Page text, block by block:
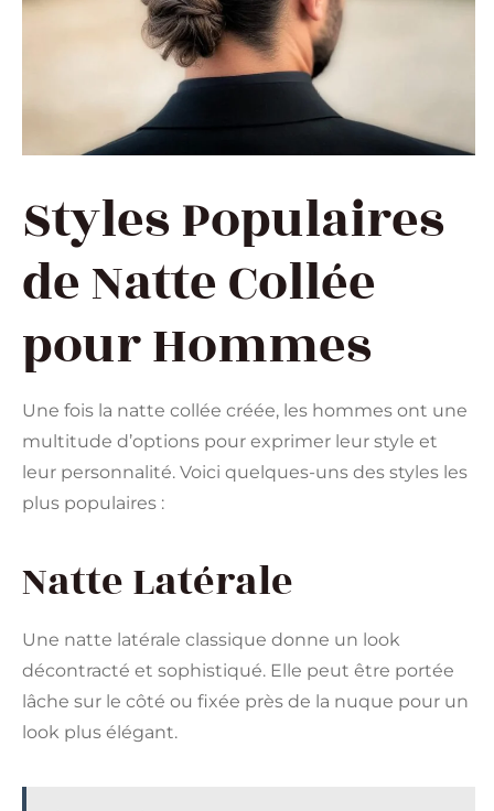
Styles Populaires
de Natte Collée
pour Hommes
Une fois la natte collée créée, les hommes ont une
multitude d’options pour exprimer leur style et
leur personnalité. Voici quelques-uns des styles les
plus populaires :
Natte Latérale
Une natte latérale classique donne un look
décontracté et sophistiqué. Elle peut être portée
lâche sur le côté ou fixée près de la nuque pour un
look plus élégant.